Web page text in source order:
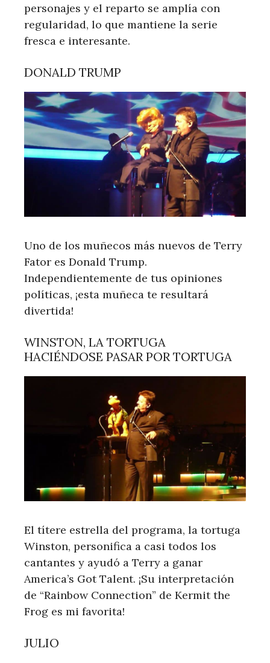
personajes y el reparto se amplía con
regularidad, lo que mantiene la serie
fresca e interesante.
DONALD TRUMP
Uno de los muñecos más nuevos de Terry
Fator es Donald Trump.
Independientemente de tus opiniones
políticas, ¡esta muñeca te resultará
divertida!
WINSTON, LA TORTUGA
HACIÉNDOSE PASAR POR TORTUGA
El títere estrella del programa, la tortuga
Winston, personifica a casi todos los
cantantes y ayudó a Terry a ganar
America’s Got Talent. ¡Su interpretación
de “Rainbow Connection” de Kermit the
Frog es mi favorita!
JULIO